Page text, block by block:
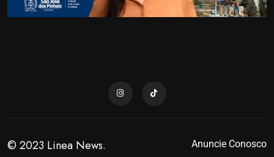
© 2023 Linea News. Anuncie Conosco